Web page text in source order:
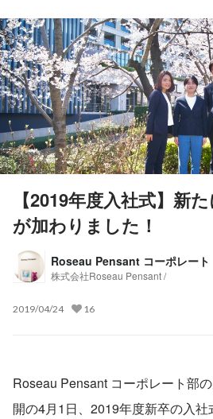
【2019年度入社式】新
が加わりました！
Roseau Pensant コーポレート
株式会社Roseau Pensant /
2019/04/24 16
Roseau Pensant コーポレート部
開の4月1日、2019年度新卒の入社